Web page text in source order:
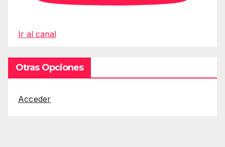
Ir al canal
Otras Opciones
Acceder